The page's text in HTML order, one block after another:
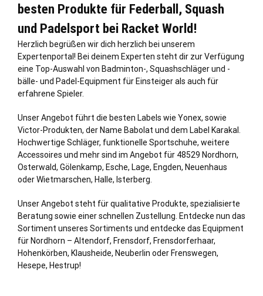
besten Produkte für Federball, Squash
und Padelsport bei Racket World!
Herzlich begrüßen wir dich herzlich bei unserem
Expertenportal! Bei deinem Experten steht dir zur Verfügung
eine Top-Auswahl von Badminton-, Squashschläger und -
bälle- und Padel-Equipment für Einsteiger als auch für
erfahrene Spieler.
Unser Angebot führt die besten Labels wie Yonex, sowie
Victor-Produkten, der Name Babolat und dem Label Karakal.
Hochwertige Schläger, funktionelle Sportschuhe, weitere
Accessoires und mehr sind im Angebot für 48529 Nordhorn,
Osterwald, Gölenkamp, Esche, Lage, Engden, Neuenhaus
oder Wietmarschen, Halle, Isterberg.
Unser Angebot steht für qualitative Produkte, spezialisierte
Beratung sowie einer schnellen Zustellung. Entdecke nun das
Sortiment unseres Sortiments und entdecke das Equipment
für Nordhorn – Altendorf, Frensdorf, Frensdorferhaar,
Hohenkörben, Klausheide, Neuberlin oder Frenswegen,
Hesepe, Hestrup!